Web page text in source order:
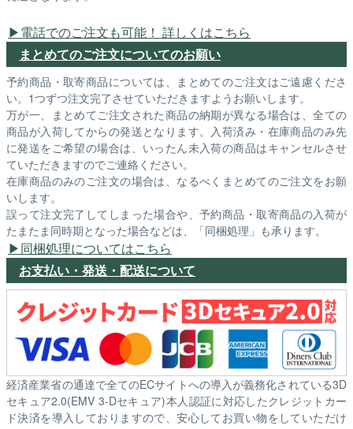
電話でのご注文も可能！ 詳しくはこちら
まとめてのご注文についてのお願い
予約商品・取寄商品については、まとめてのご注文はご遠慮くださ
い。1つずつ注文完了させていただきますようお願いします。
万が一、まとめてご注文された商品の納期が異なる場合は、全ての
商品が入荷してからの発送となります。入荷済み・在庫商品のみ先
に発送をご希望の場合は、いったん未入荷の商品はキャンセルさせ
ていただきますのでご連絡ください。
在庫商品のみのご注文の場合は、なるべくまとめてのご注文をお願
いします。
誤って注文完了してしまった場合や、予約商品・取寄商品の入荷が
たまたま同時期となった場合などは、「同梱処理」も承ります。
同梱処理についてはこちら
お支払い・発送・配送について
経済産業省の通達で全てのECサイトへの導入が義務化されている3D
セキュア2.0(EMV 3-Dセキュア)本人認証に対応したクレジットカー
ド決済を導入しておりますので、安心してお買い物をしていただけ